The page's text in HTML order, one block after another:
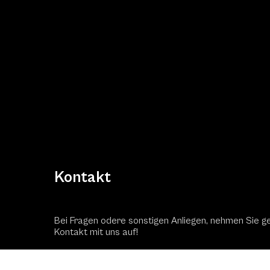
Kontakt
Bei Fragen odere sonstigen Anliegen, nehmen Sie
Kontakt mit uns auf!